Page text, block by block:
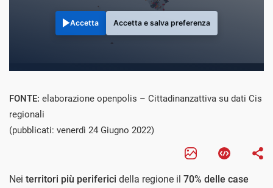
Accetta Accetta e salva preferenza
FONTE: elaborazione openpolis – Cittadinanzattiva su dati Cis
regionali
(pubblicati: venerdì 24 Giugno 2022)
Nei territori più periferici della regione il 70% delle case